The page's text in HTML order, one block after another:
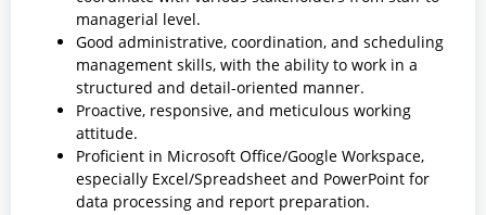
managerial level.
Good administrative, coordination, and scheduling
management skills, with the ability to work in a
structured and detail-oriented manner.
Proactive, responsive, and meticulous working
attitude.
Proficient in Microsoft Office/Google Workspace,
especially Excel/Spreadsheet and PowerPoint for
data processing and report preparation.